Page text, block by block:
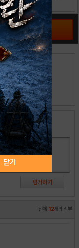
전체 12개의 리뷰
닫기